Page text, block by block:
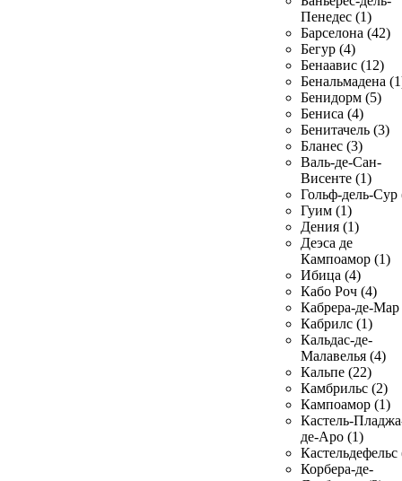
Пенедес (1)
Барселона (42)
Бегур (4)
Бенаавис (12)
Бенальмадена
Бенидорм (5)
Бениса (4)
Бенитачель (3)
Бланес (3)
Валь-де-Сан-
Висенте (1)
Гольф-дель-Сур
Гуим (1)
Дения (1)
Деэса де
Кампоамор (1)
Ибица (4)
Кабо Роч (4)
Кабрера-де-Мар
Кабрилс (1)
Кальдас-де-
Малавелья (4)
Кальпе (22)
Камбрильс (2)
Кампоамор (1)
Кастель-
де-Аро (1)
Кастельдефельс
Корбера-де-